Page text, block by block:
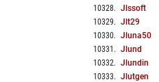
10328. Jlssoft
10329. Jlt29
10330. Jluna50
10331 . Jlund
10332. Jlundin
10333. Jlutgen